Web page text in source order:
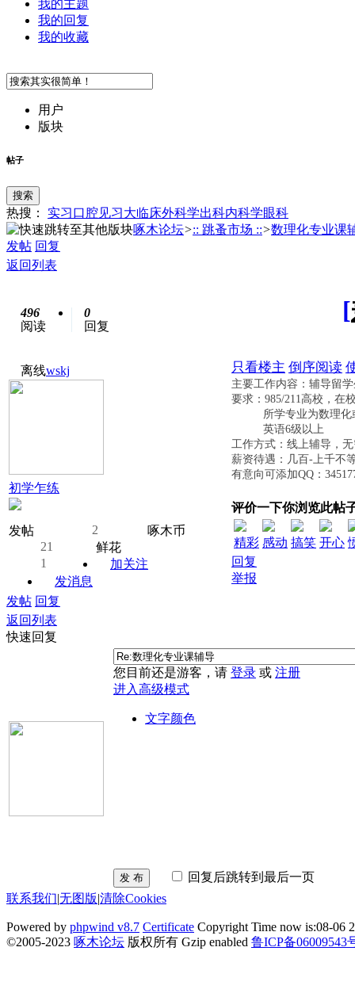
我的主题
我的回复
我的收藏
用户
版块
帖子
搜索
热搜： 实习口腔见习大临床外科学出科内科学眼科
啄木论坛>:: 跳蚤市场 ::>数理化专业课
发帖 回复
返回列表
496
阅读
0
回复
[
离线wskj
初学乍练
发帖 2
啄木币
21
鲜花
1
加关注
发消息
只看楼主 倒序阅读
主要工作内容：辅导留
要求： 985/211高校，在
所学专业为数理化
英语6级以上
工作方式：线上辅导，
薪资待遇：几百-上千不
有意向可添加QQ：
评价一下你浏览此帖
精彩 感动 搞笑 开心
回复
举报
发帖 回复
返回列表
快速回复
您目前还是游客，请 登录 或 注册
进入高级模式
文字颜色
发 布
回复后跳转到最后一页
联系我们|无图版|清除Cookies
Powered by phpwind v8.7 Certificate Copyright Time now is:08-06
©2005-2023 啄木论坛 版权所有 Gzip enabled 鲁ICP备06009543